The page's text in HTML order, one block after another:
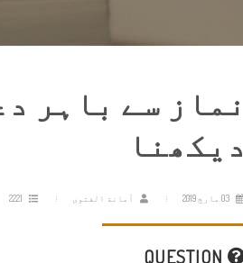
نماز سے باہر
دیکھنا
أمانة الفتوى